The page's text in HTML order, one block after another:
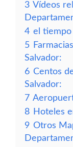
3 Vídeos
4 el tiempo
5
Salvador:
6 Centos
Salvador:
7
8 Hoteles
9 Otros